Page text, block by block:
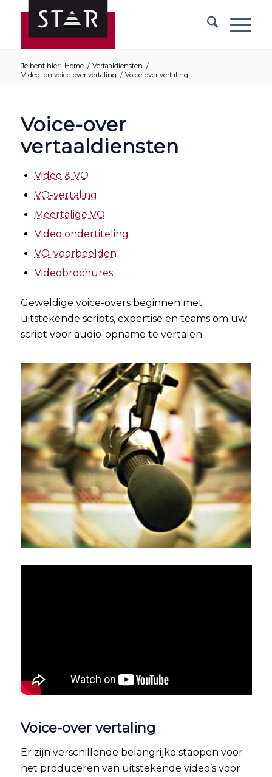
Je bent hier: Home / Vertaaldiensten /
Video- en voice-over vertaling / Voice-over vertaling
Voice-over
vertaaldiensten
Video & VO
VO-vertaling
Meertalige VO
Video ondertiteling
VO-voorbeelden
Videobrochures
Geweldige voice-overs beginnen met
uitstekende scripts, expertise en teams om uw
script voor audio-opname te vertalen.
Voice-over vertaling
Er zijn verschillende belangrijke stappen voor
het produceren van uitstekende video’s voor